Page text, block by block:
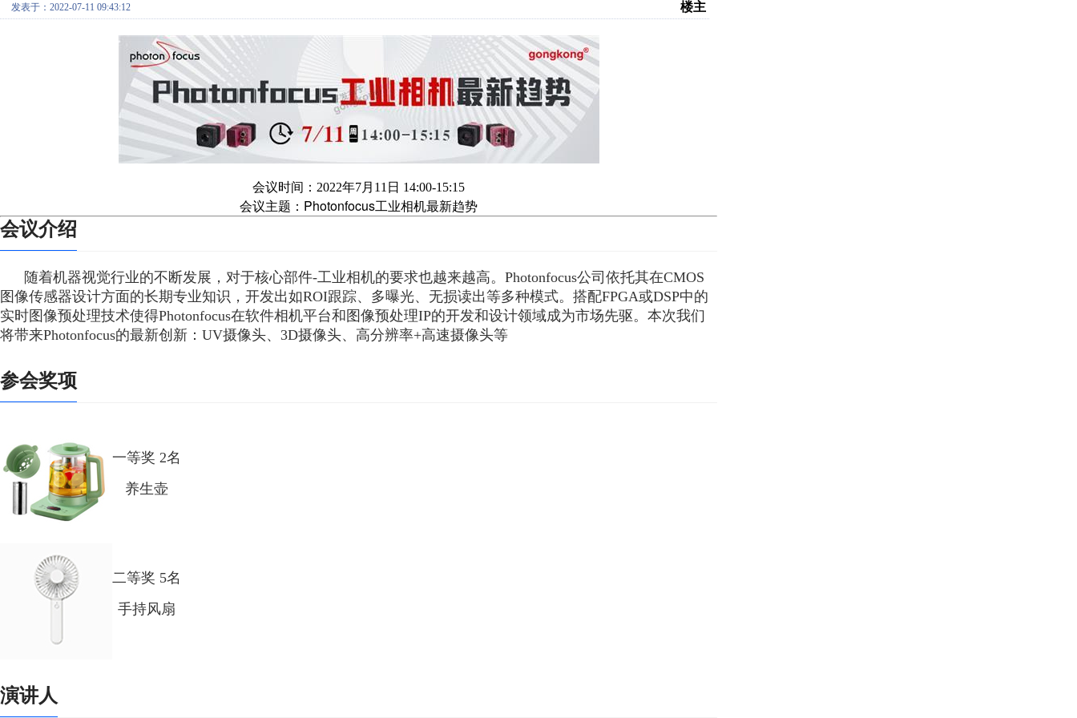
发表于：2022-07-11 09:43:12 楼主
会议时间：2022年7月11日 14:00-15:15
会议主题： Photonfocus工业相机最新趋势
会议介绍
随着机器视觉行业的不断发展，对于核心部件-工业相机的要求也越来越高。Photonfocus公司依托其在CMOS
图像传感器设计方面的长期专业知识，开发出如ROI跟踪、多曝光、无损读出等多种模式。搭配FPGA或DSP中的
实时图像预处理技术使得Photonfocus在软件相机平台和图像预处理IP的开发和设计领域成为市场先驱。本次我们
将带来Photonfocus的最新创新：UV摄像头、3D摄像头、高分辨率+高速摄像头等
参会奖项
一等奖 2名
养生壶
二等奖 5名
手持风扇
演讲人